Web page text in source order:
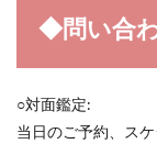
◆問い合
○対面鑑定:
当日のご予約、ス